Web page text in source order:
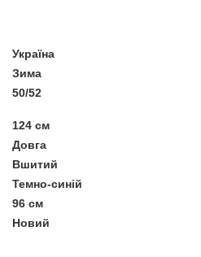
Україна
Зима
50/52
124 см
Довга
Вшитий
Темно-синій
96 см
Новий